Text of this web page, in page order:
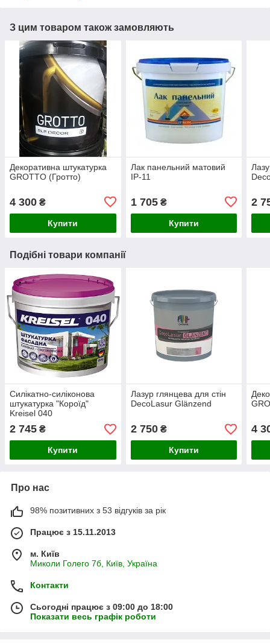
З цим товаром також замовляють
Декоративна штукатурка
GROTTO (Гротто)
4 300 ₴
Купити
Лак панельний матовий
ІР-11
1 705₴
Купити
2
Подібні товари компанії
Силікатно-силіконова
штукатурка "Короїд"
Kreisel 040
2 745 ₴
Купити
Лазур глянцева для стін
DecoLasur Glänzend
2 750₴
Купити
4
Про нас
98% позитивних з 53 відгуків за рік
Працює з 15.11.2013
м. Київ
Миколи Голего 7б, Київ, Україна
Контакти
Сьогодні працює з 09:00 до 18:00
Показати весь графік роботи